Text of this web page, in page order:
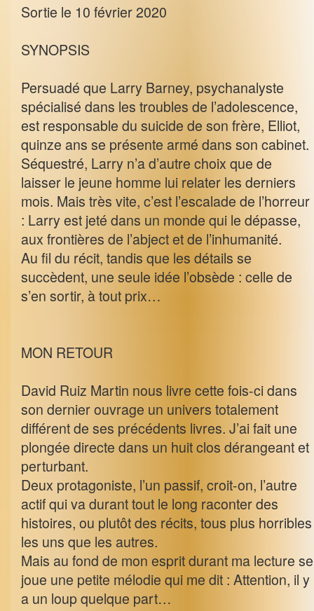
Sortie le 10 février 2020
SYNOPSIS
Persuadé que Larry Barney, psychanalyste
spécialisé dans les troubles de l’adolescence,
est responsable du suicide de son frère, Elliot,
quinze ans se présente armé dans son cabinet.
Séquestré, Larry n’a d’autre choix que de
laisser le jeune homme lui relater les derniers
mois. Mais très vite, c’est l’escalade de l’horreur
: Larry est jeté dans un monde qui le dépasse,
aux frontières de l’abject et de l’inhumanité.
Au fil du récit, tandis que les détails se
succèdent, une seule idée l’obsède : celle de
s’en sortir, à tout prix…
MON RETOUR
David Ruiz Martin nous livre cette fois-ci dans
son dernier ouvrage un univers totalement
différent de ses précédents livres. J’ai fait une
plongée directe dans un huit clos dérangeant et
perturbant.
Deux protagoniste, l’un passif, croit-on, l’autre
actif qui va durant tout le long raconter des
histoires, ou plutôt des récits, tous plus horribles
les uns que les autres.
Mais au fond de mon esprit durant ma lecture se
joue une petite mélodie qui me dit : Attention, il y
a un loup quelque part…